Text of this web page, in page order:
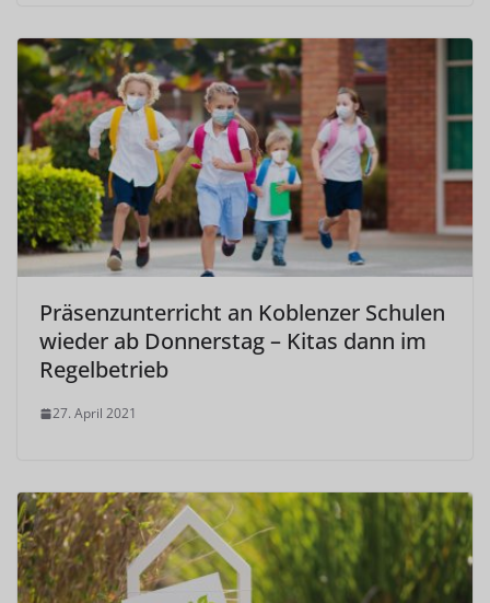
Präsenzunterricht an Koblenzer Schulen
wieder ab Donnerstag – Kitas dann im
Regelbetrieb
27. April 2021